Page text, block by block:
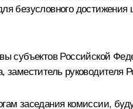
безусловного достижения
субъектов Российской
заместитель
заседания комиссии,